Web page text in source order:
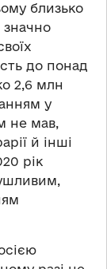
близько
значно
до понад
2,6 млн
у
не мав,
й інші
рік